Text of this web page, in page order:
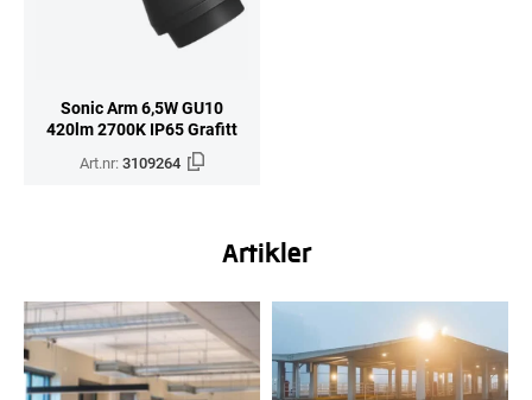
Sonic Arm 6,5W GU10
420lm 2700K IP65 Grafitt
Art.nr:3109264
Artikler